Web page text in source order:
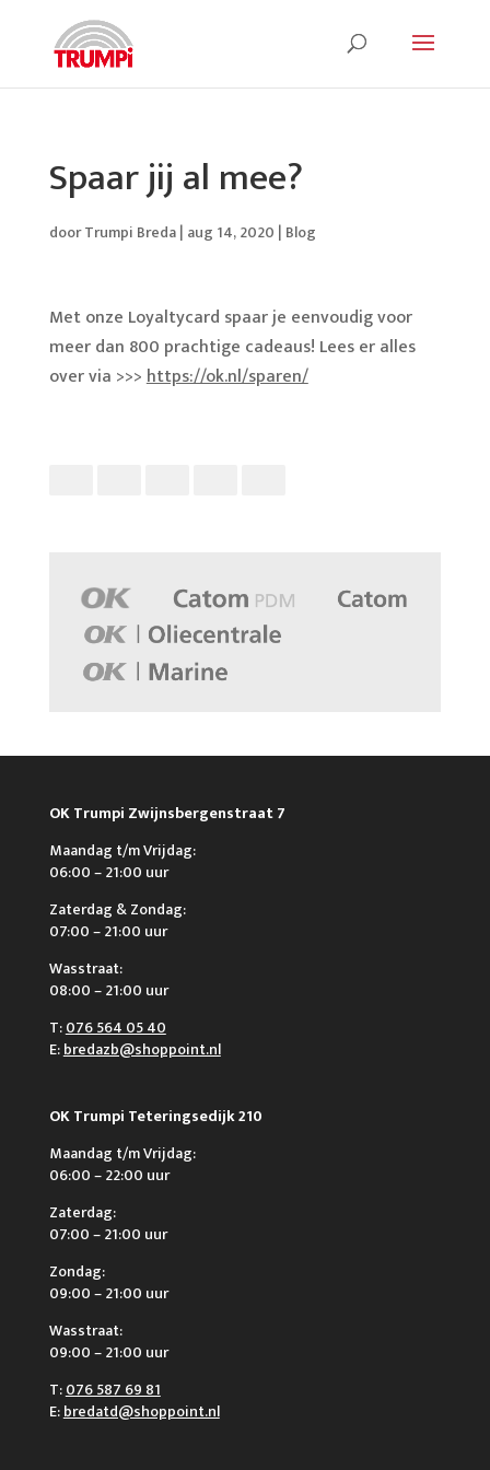
Spaar jij al mee?
doorTrumpi Breda| aug 14, 2020 | Blog
Met onze Loyaltycard spaar je eenvoudig voor
meer dan 800 prachtige cadeaus! Lees er alles
over via >>>https://ok.nl/sparen/
OK Trumpi Zwijnsbergenstraat 7
Maandag t/m Vrijdag:
06:00 – 21:00 uur
Zaterdag & Zondag:
07:00 – 21:00 uur
Wasstraat:
08:00 – 21:00 uur
T:076 564 05 40
E:bredazb@shoppoint.nl
OK Trumpi Teteringsedijk 210
Maandag t/m Vrijdag:
06:00 – 22:00 uur
Zaterdag:
07:00 – 21:00 uur
Zondag:
09:00 – 21:00 uur
Wasstraat:
09:00 – 21:00 uur
T:076 587 69 81
E:bredatd@shoppoint.nl